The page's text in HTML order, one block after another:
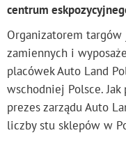
centrum
Organizatorem
zamiennych i
placówek Auto Land
wschodniej Polsce.
prezes zarządu Auto
liczby stu sklepów w